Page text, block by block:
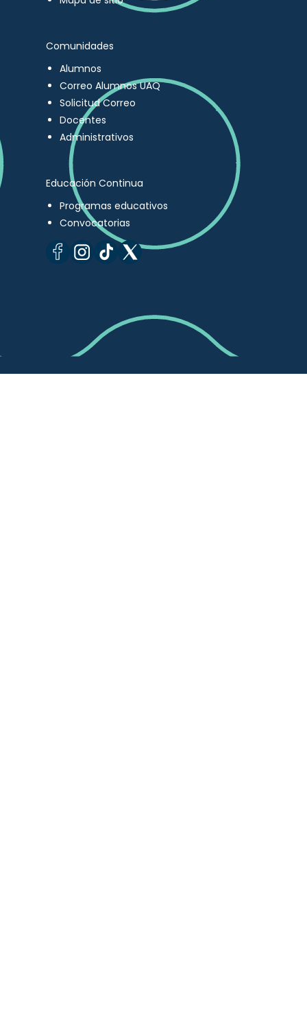
Comunidades
Alumnos
Correo Alumnos UAQ
Solicitud Correo
Docentes
Administrativos
Educación Continua
Programas educativos
Convocatorias